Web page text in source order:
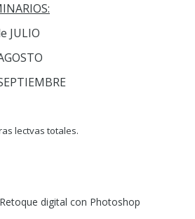
JULIO
lectvas totales.
digital con Photoshop